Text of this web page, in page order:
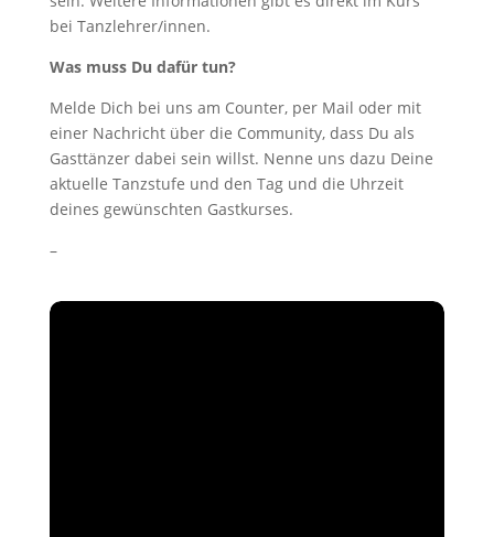
bei Tanzlehrer/innen.
Was muss Du dafür tun?
Melde Dich bei uns am Counter, per Mail oder mit
einer Nachricht über die Community, dass Du als
Gasttänzer dabei sein willst. Nenne uns dazu Deine
aktuelle Tanzstufe und den Tag und die Uhrzeit
deines gewünschten Gastkurses.
–